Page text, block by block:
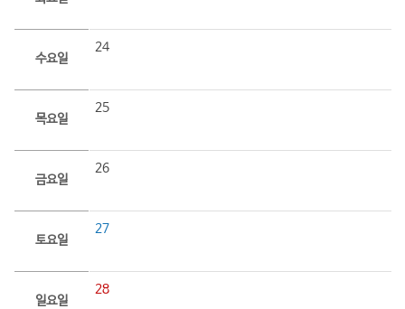
수요일
24
목요일
25
금요일
26
토요일
27
일요일
28